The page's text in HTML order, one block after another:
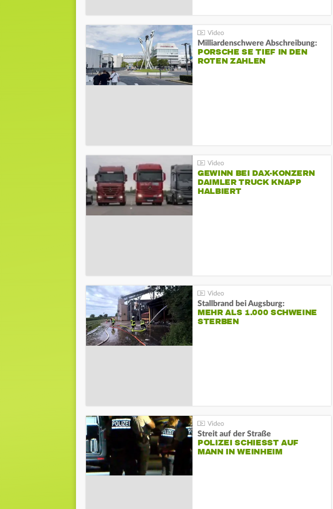
Milliardenschwere Abschreibung:
PORSCHE SE TIEF IN DEN
ROTEN ZAHLEN
GEWINN BEI DAX-KONZERN
DAIMLER TRUCK KNAPP
HALBIERT
Stallbrand bei Augsburg:
MEHR ALS 1.000 SCHWEINE
STERBEN
Streit auf der Straße
POLIZEI SCHIESST AUF M
ANN IN WEINHEIM